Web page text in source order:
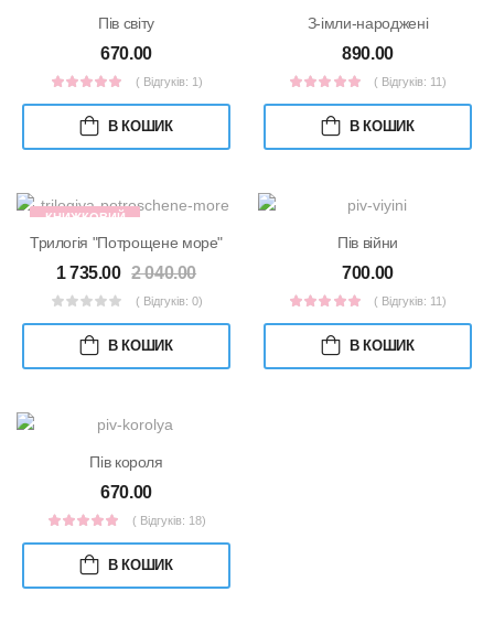
Пів світу
670.00
( Відгуків: 1)
В КОШИК
З-імли-народжені
890.00
( Відгуків: 11)
В КОШИК
КНИЖКОВИЙ
Трилогія "Потрощене море"
1 735.00 2 040.00
( Відгуків: 0)
В КОШИК
Пів війни
700.00
( Відгуків: 11)
В КОШИК
Пів короля
670.00
( Відгуків: 18)
В КОШИК